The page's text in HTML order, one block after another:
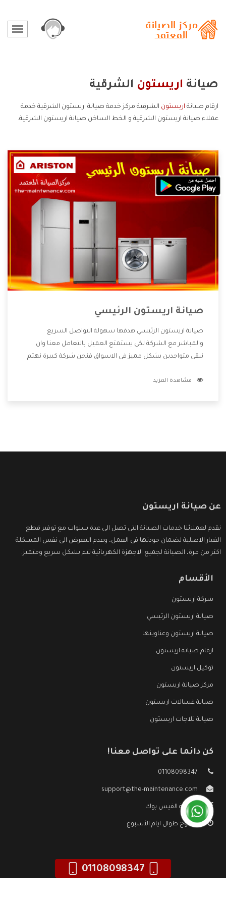
صيانة اريستون الشرقية
ارقام صيانة اريستون الشرقية مركز خدمة صيانة اريستون الشرقية خدمة
عملاء صيانة اريستون الشرقية و الخط الساخن صيانة اريستون الشرقية.
صيانة اريستون الرئيسي
صيانة اريستون الرئيسي هدفها سهولة التواصل السريع
والمباشر مع الشركة لكى يستمتع العميل بالتعامل معنا وان
نبقى متواجدين بشكل مميز فى الاسواق فنحن شركة كبيرة نهتم
الشركة بها والتى تكون منها خدمة الصيانة التى تكون من أهم
مشاهدة المزيد
عن صيانة اريستون
نقدم لعملائنا خدمات الصيانة التى تصل الى عدة سنوات مع توفير قطع
الغيار الاصلية لضمان جودتها فى العمل، وعدم التعرض الى نفس المشكلة
اكثر من مرة، الصيانة لجميع الاجهزة الكهربائية تتم بشكل سريع ومتميز.
الأقسام
شركة اريستون
صيانة اريستون الرئيسي
صيانة اريستون وعناوينها
ارقام صيانة اريستون
توكيل اريستون
مركز صيانة اريستون
صيانة غسالات اريستون
صيانة ثلاجات اريستون
كن دائما على تواصل معنا!
01108098347
support@the-maintenance.com
صفحة الفيس بوك
مفتوح طوال ايام الأسبوع
01108098347